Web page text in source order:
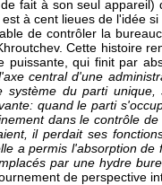
fait à son seul
à cent lieues de l'idée
de contrôler la
Cette histoire
puissante, qui finit par
central d'une
système du parti
quand le parti
dans le contrôle
il perdait ses
a permis l'absorption
par une hydre
de perspective